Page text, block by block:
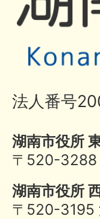
法人番号
湖南市役所
〒520-3288
湖南市役所
〒520-3195